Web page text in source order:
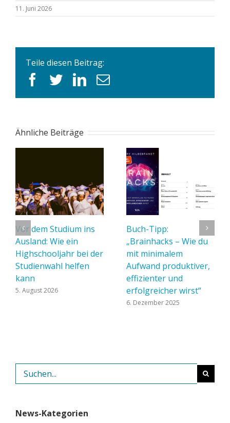
11. Juni 2026
Teile diesen Beitrag:
facebook
twitterlinkedin
E-
Ähnliche Beiträge
Vor dem Studium ins
Ausland: Wie ein
Highschooljahr bei der
Studienwahl helfen
kann
5. August 2026
Buch-Tipp:
„Brainhacks – Wie du
mit minimalem
Aufwand produktiver,
effizienter und
erfolgreicher wirst“
6. Dezember 2025
nach:
News-Kategorien